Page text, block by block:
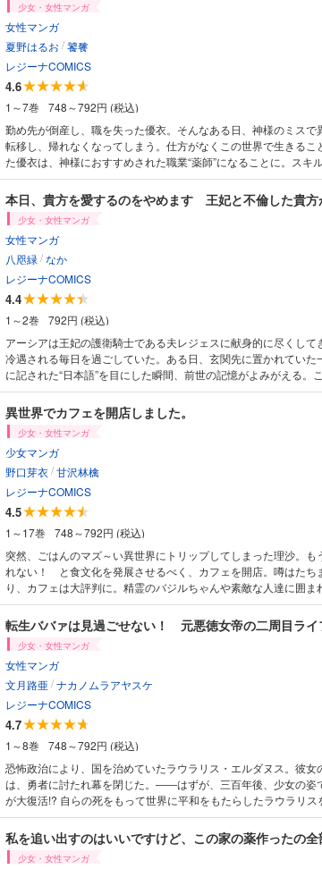
少女・女性マンガ
女性マンガ
夏野はるお /饕餮
レジーナCOMICS
4.6
1～7巻
748～792円 (税込)
勤め先が倒産し、職を失った優衣。そんなある日、神様のミスで
転移し、帰れなくなってしまう。仕方がなくこの世界で生きるこ
た優衣は、神様におすすめされた職業“薬師”になることに。スキ
てもらい、いざ地上へ！ 定住先を求めて旅を始めたけれど、神
きのスキルは想像以上で――!? チートが爆発する大人気ファン
ミカライズ、待望の第1巻！
本日、貴方を愛するのをやめます 王妃と不倫した貴方
少女・女性マンガ
女性マンガ
八咫緑/なか
レジーナCOMICS
4.4
1～2巻
792円 (税込)
アーシアは王妃の護衛騎士である夫レジェスに献身的に尽くして
冷遇される毎日を過ごしていた。ある日、玄関先に置かれていた
に記された“日本語”を目にした瞬間、前世の記憶がよみがえる。
説『禁じられた愛』の世界。物語の主役はレジェスと王妃で、ア
王妃暗殺を企み、処刑される悪女にすぎなかった。利用された挙
される未来などまっぴら。“ある条件”が揃う三年後に反撃を開始す
絶体絶命の状況を打開しようと動き始め……。
異世界でカフェを開店しました。
少女・女性マンガ
少女マンガ
野口芽衣/甘沢林檎
レジーナCOMICS
4.5
1～17巻
748～792円 (税込)
突然、ごはんのマズ～い異世界にトリップしてしまった理沙。も
れない！ と食文化を発展させるべく、カフェを開店。噂はたち
り、カフェは大評判に。精霊のバジルちゃんや素敵な人達に囲ま
界ライフを満喫します！ 大人気クッキングファンタジー、待望
ライズ第１巻！
転生ババァは見過ごせない！ 元悪徳女帝の二周目ライ
少女・女性マンガ
女性マンガ
文月路亜 /ナカノムラアヤスケ
レジーナCOMICS
4.7
1～8巻
748～792円 (税込)
恐怖政治により、国を治めていたラウラリス・エルダヌス。彼女
は、勇者に討たれ幕を閉じた。――はずが、三百年後、少女の姿
が大復活!? 自らの死をもって世界に平和をもたらしたラウラリス
神様が人生やり直しのチャンスをくれたらしい。第二の人生は平
に暮らしたいが、いつの世にも悪い奴らはいるもので……
私を追い出すのはいいですけど、この家の薬作ったの全
少女・女性マンガ